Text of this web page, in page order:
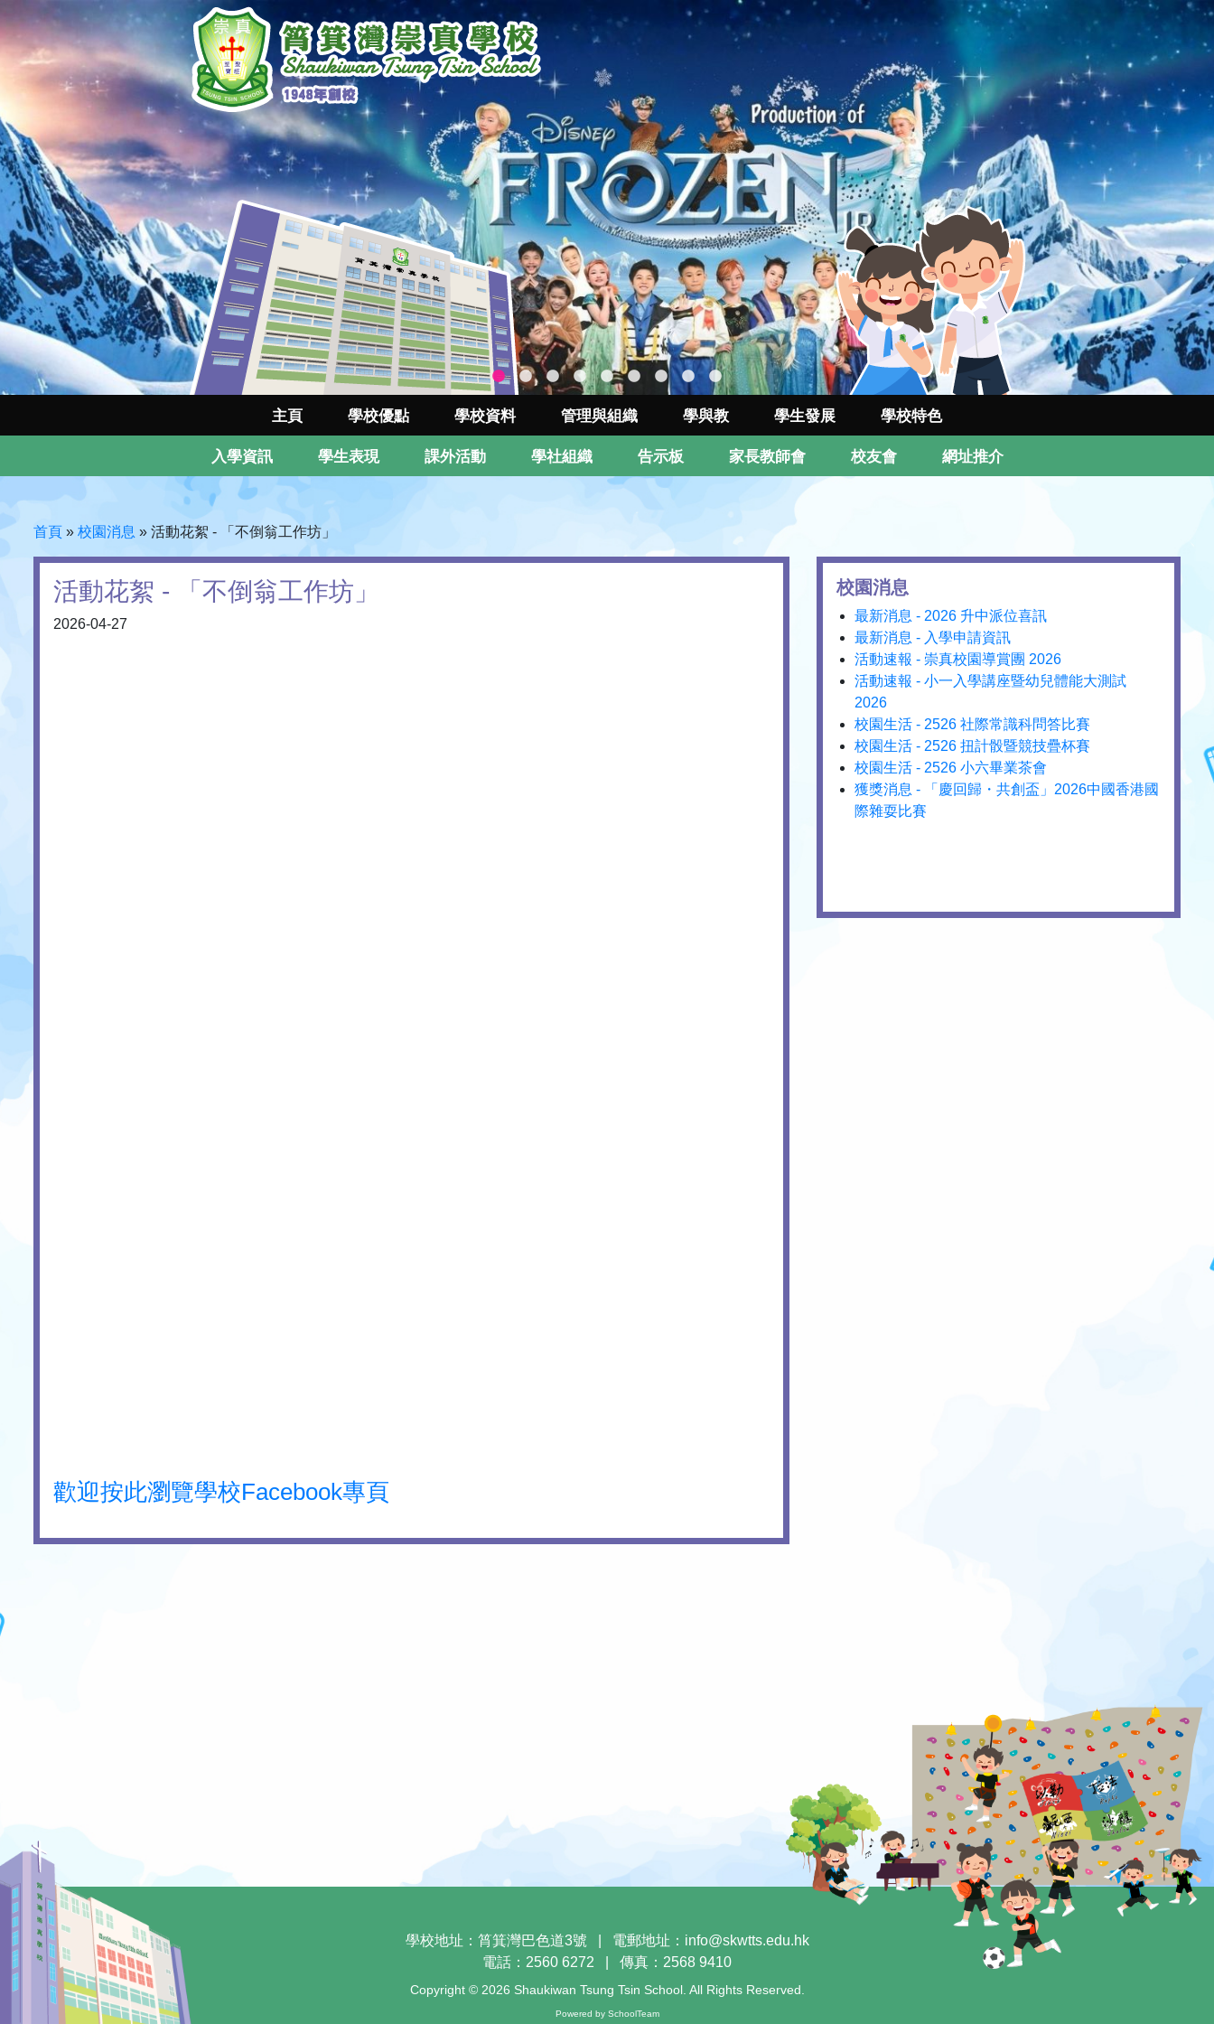
主頁 學校優點 學校資料 管理與組織 學與教 學生發展 學校特色
入學資訊 學生表現 課外活動 學社組織 告示板 家長教師會 校友會 網址推介
首頁 » 校園消息 » 活動花絮 - 「不倒翁工作坊」
活動花絮 - 「不倒翁工作坊」
2026-04-27
歡迎按此瀏覽學校Facebook專頁
校園消息
最新消息 - 2026 升中派位喜訊
最新消息 - 入學申請資訊
活動速報 - 崇真校園導賞團 2026
活動速報 - 小一入學講座暨幼兒體能大測試
2026
校園生活 - 2526 社際常識科問答比賽
校園生活 - 2526 扭計骰暨競技疊杯賽
校園生活 - 2526 小六畢業茶會
獲獎消息 - 「慶回歸・共創盃」2026中國香港國
際雜耍比賽
學校地址：筲箕灣巴色道3號 電郵地址： info@skwtts.edu.hk
電話：2560 6272
傳真：2568 9410
Copyright © 2026 Shaukiwan Tsung Tsin School. All Rights Reserved.
Powered by SchoolTeam